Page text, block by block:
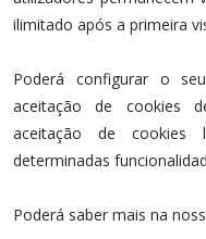
ilimitado após a primeira
Poderá configurar o
aceitação de cookies
aceitação de
determinadas
Poderá saber mais na